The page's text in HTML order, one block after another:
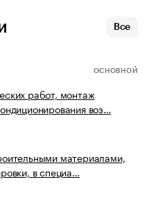
Все
ОСНОВНОЙ
работ, монтаж
воз…
материалами,
в специа…